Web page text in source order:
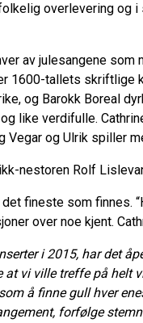
overlevering og
av julesangene
1600-tallets skriftlige
og Barokk Boreal
like verdifulle.
og Ulrik spiller
nestoren Rolf
fineste som finnes.
over noe kjent.
i 2015, har det
at vi ville treffe på helt
å finne gull hver
forfølge